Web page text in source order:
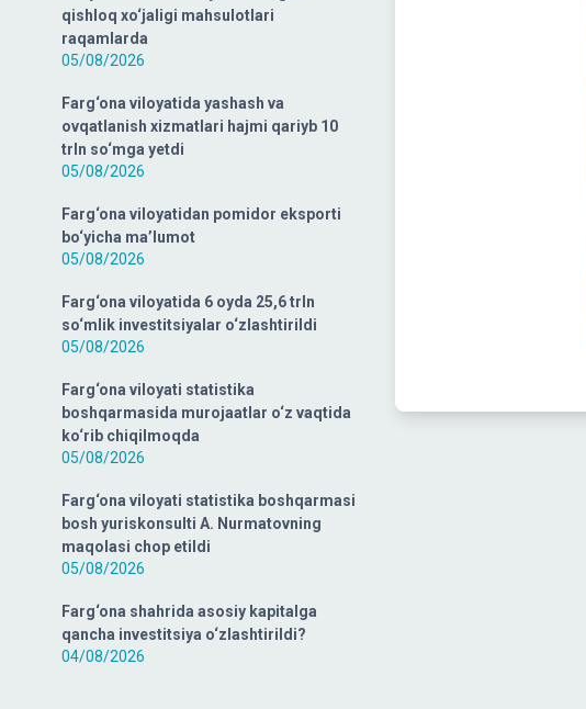
qishloq xo‘jaligi mahsulotlari
raqamlarda
05/08/2026
Farg‘ona viloyatida yashash va
ovqatlanish xizmatlari hajmi qariyb 10
trln so‘mga yetdi
05/08/2026
Farg‘ona viloyatidan pomidor eksporti
bo‘yicha ma’lumot
05/08/2026
Farg‘ona viloyatida 6 oyda 25,6 trln
so‘mlik investitsiyalar o‘zlashtirildi
05/08/2026
Farg‘ona viloyati statistika
boshqarmasida murojaatlar o‘z vaqtida
ko‘rib chiqilmoqda
05/08/2026
Farg‘ona viloyati statistika boshqarmasi
bosh yuriskonsulti A. Nurmatovning
maqolasi chop etildi
05/08/2026
Farg‘ona shahrida asosiy kapitalga
qancha investitsiya o‘zlashtirildi?
04/08/2026